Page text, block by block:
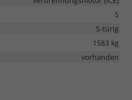
5
5-türig
1583 kg
vorhanden